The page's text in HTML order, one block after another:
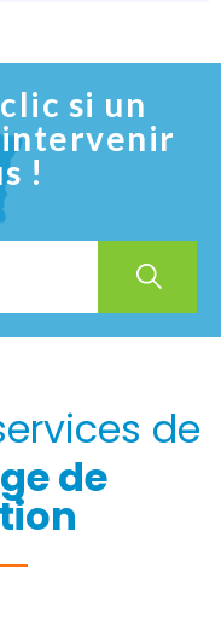
si un
!
de
de